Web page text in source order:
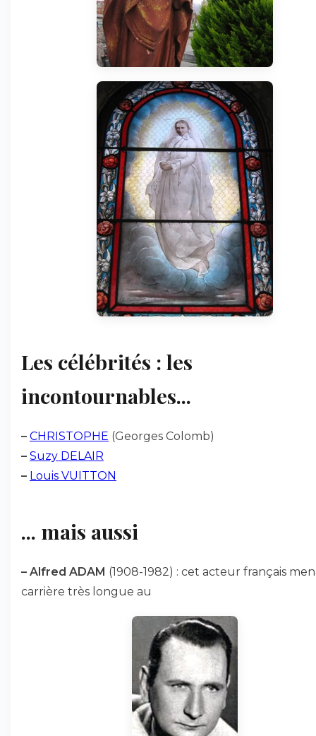
Les célébrités : les
incontournables...
– CHRISTOPHE (Georges Colomb)
– Suzy DELAIR
– Louis VUITTON
... mais aussi
– Alfred ADAM (1908-1982) : cet acteur français
carrière très longue au